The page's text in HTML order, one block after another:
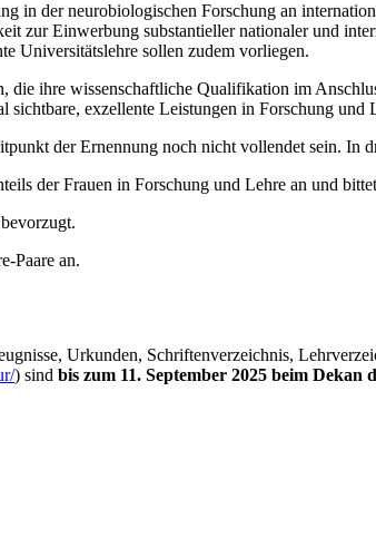
in der neurobiologischen Forschung an
zur Einwerbung substantieller nationaler und
Universitätslehre sollen zudem vorliegen.
ihre wissenschaftliche Qualifikation im
exzellente Leistungen in Forschung und
der Ernennung noch nicht vollendet sein. In
der Frauen in Forschung und Lehre an und
Paare an.
Urkunden, Schriftenverzeichnis,
) sind bis zum 11. September 2025 beim